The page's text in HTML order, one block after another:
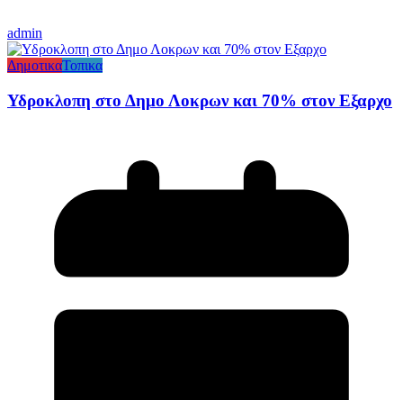
admin
ΔημοτικαΤοπικα
Υδροκλοπη στο Δημο Λοκρων και 70% στον Εξαρχο